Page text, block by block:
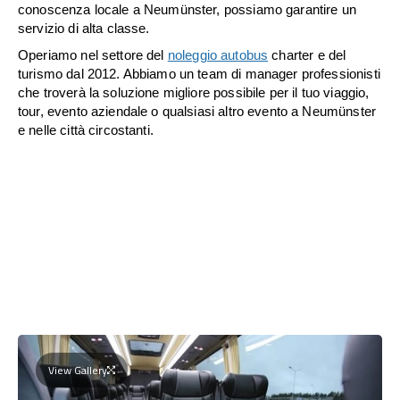
conoscenza locale a Neumünster, possiamo garantire un
servizio di alta classe.
Operiamo nel settore del noleggio autobus charter e del
turismo dal 2012. Abbiamo un team di manager professionisti
che troverà la soluzione migliore possibile per il tuo viaggio,
tour, evento aziendale o qualsiasi altro evento a Neumünster
e nelle città circostanti.
View Gallery